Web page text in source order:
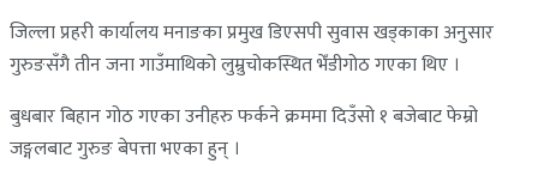
जिल्ला प्रहरी कार्यालय मनाङका प्रमुख डिएसपी सुवास खड्काका अनुसार
गुरुङसँगै तीन जना गाउँमाथिको लुम्रुचोकस्थित भेँडीगोठ गएका थिए ।
बुधबार बिहान गोठ गएका उनीहरु फर्कने क्रममा दिउँसो १ बजेबाट फेम्रो
जङ्गलबाट गुरुङ बेपत्ता भएका हुन् ।